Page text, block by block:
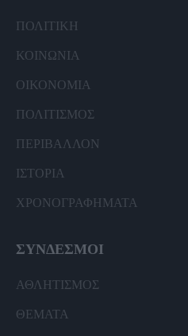
ΠΟΛΙΤΙΚΗ
ΚΟΙΝΩΝΙΑ
ΟΙΚΟΝΟΜΙΑ
ΠΟΛΙΤΙΣΜΟΣ
ΠΕΡΙΒΑΛΛΟΝ
ΙΣΤΟΡΙΑ
ΧΡΟΝΟΓΡΑΦΗΜΑΤΑ
ΣΥΝΔΕΣΜΟΙ
ΑΘΛΗΤΙΣΜΟΣ
ΘΕΜΑΤΑ